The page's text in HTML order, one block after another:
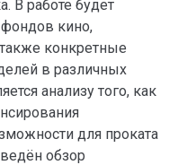
В работе будет
фондов кино,
конкретные
в различных
анализу того, как
для проката
обзор